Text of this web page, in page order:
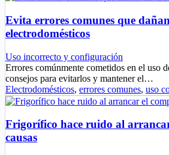
Evita errores comunes que
electrodomésticos
Uso incorrecto y configuración
Errores comúnmente cometidos en el uso
consejos para evitarlos y mantener el…
Electrodomésticos, errores comunes, uso
Frigorífico hace ruido al
causas